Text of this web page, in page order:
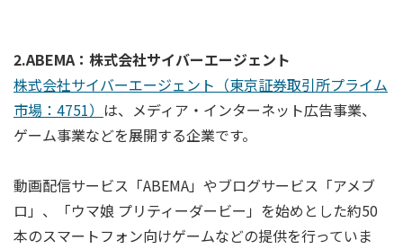
2.ABEMA：株式会社サイバーエージェント
株式会社サイバーエージェント（東京証券取引所プライム
市場：4751） は、メディア・インターネット広告事業、
ゲーム事業などを展開する企業です。
動画配信サービス「ABEMA」やブログサービス「アメブ
ロ」、「ウマ娘 プリティーダービー」を始めとした約50
本のスマートフォン向けゲームなどの提供を行っていま